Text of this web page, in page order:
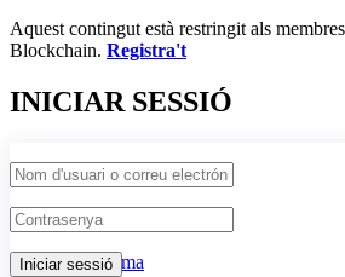
Ecosistema
Aquest contingut està restringit als
Blockchain. Registra't
INICIAR SESSIÓ